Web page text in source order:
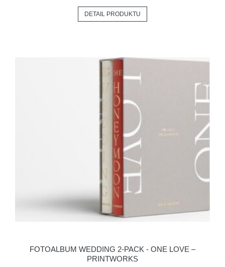
DETAIL PRODUKTU
FOTOALBUM WEDDING 2-PACK - ONE LOVE –
PRINTWORKS